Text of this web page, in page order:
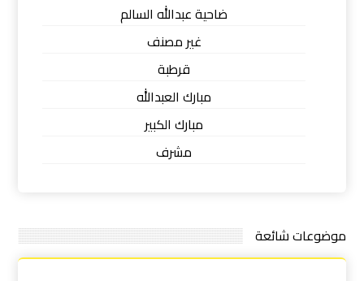
ضاحية عبدالله السالم
غير مصنف
قرطبة
مبارك العبدالله
مبارك الكبير
مشرف
موضوعات شائعة